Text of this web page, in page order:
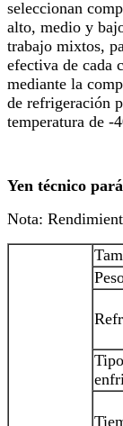
seleccionan
alto, medio y
trabajo mixtos,
efectiva de cada
mediante la
de refrigeración
temperatura de -
Yen técnico
Nota: